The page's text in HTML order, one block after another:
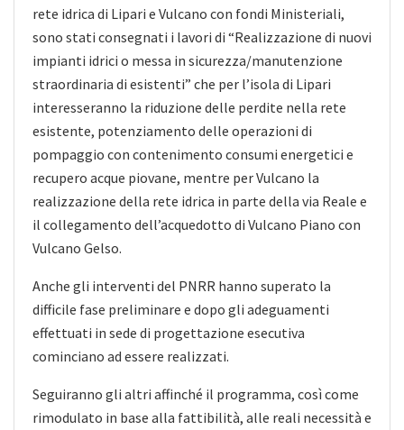
rete idrica di Lipari e Vulcano con fondi Ministeriali,
sono stati consegnati i lavori di “Realizzazione di nuovi
impianti idrici o messa in sicurezza/manutenzione
straordinaria di esistenti” che per l’isola di Lipari
interesseranno la riduzione delle perdite nella rete
esistente, potenziamento delle operazioni di
pompaggio con contenimento consumi energetici e
recupero acque piovane, mentre per Vulcano la
realizzazione della rete idrica in parte della via Reale e
il collegamento dell’acquedotto di Vulcano Piano con
Vulcano Gelso.
Anche gli interventi del PNRR hanno superato la
difficile fase preliminare e dopo gli adeguamenti
effettuati in sede di progettazione esecutiva
cominciano ad essere realizzati.
Seguiranno gli altri affinché il programma, così come
rimodulato in base alla fattibilità, alle reali necessità e